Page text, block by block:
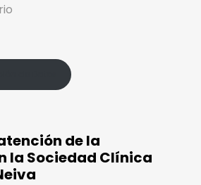
de la
la Sociedad Clínica